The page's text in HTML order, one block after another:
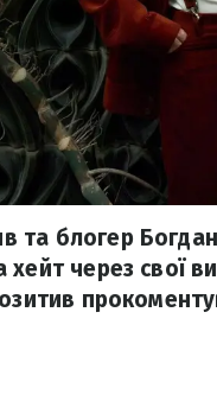
та блогер
хейт через свої